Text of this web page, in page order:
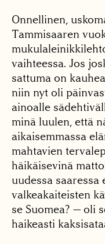
Onnellinen,
Tam­misaaren
vaihteessa. Jos
sattu­ma on
niin nyt oli
ainoalle
minä luulen, että
aikai­semmassa
mahtavien
häikäisevinä
uu­dessa saaressa
valkeakaiteisten
se Suomea? — oli
haikeasti